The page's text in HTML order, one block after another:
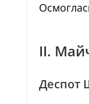
II.
Деспот